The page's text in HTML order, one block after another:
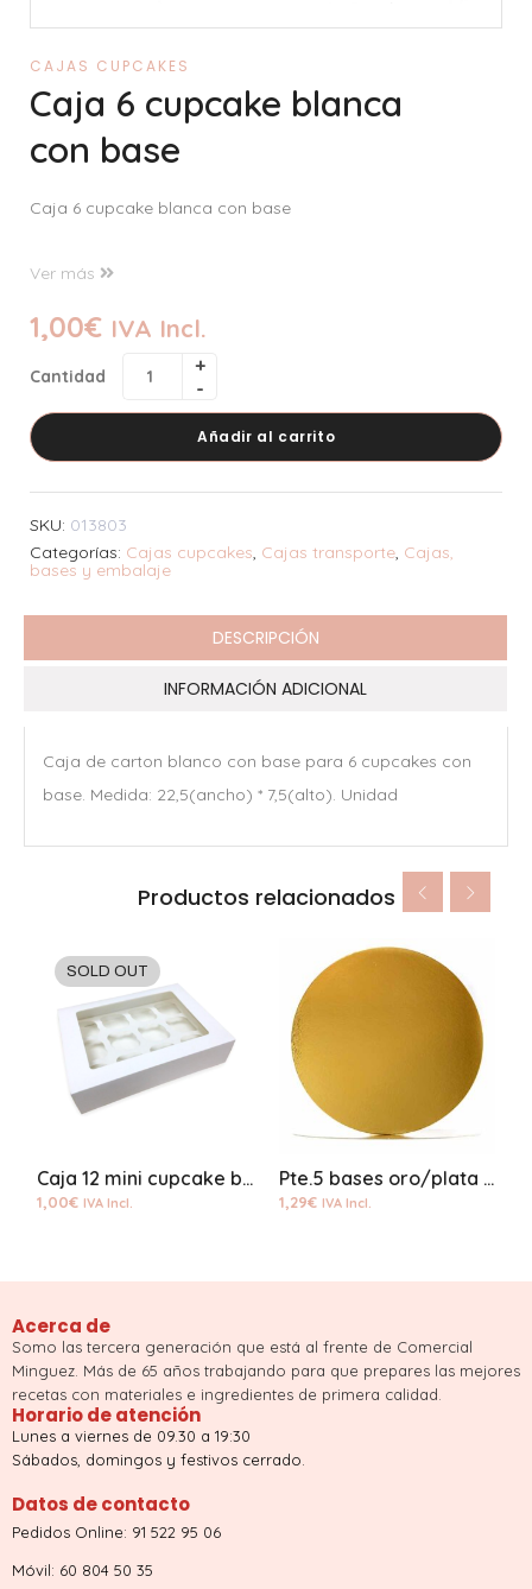
CAJAS CUPCAKES
Caja 6 cupcake blanca
con base
Caja 6 cupcake blanca con base
Ver más
1,00€ IVA Incl.
Cantidad
Añadir al carrito
SKU: 013803
Categorías: Cajas cupcakes, Cajas transporte, Cajas,
bases y embalaje
DESCRIPCIÓN
INFORMACIÓN ADICIONAL
Caja de carton blanco con base para 6 cupcakes con
base. Medida: 22,5(ancho) * 7,5(alto). Unidad
Productos relacionados
SOLD OUT
Caja 12 mini cupcake blanca con base
1,00€ IVA Incl.
Pte.5 bases oro/plata 20cms
1,29€ IVA Incl.
Acerca de
Somo las tercera generación que está al frente de Comercial
Minguez. Más de 65 años trabajando para que prepares las mejores
recetas con materiales e ingredientes de primera calidad.
Horario de atención
Lunes a viernes de 09.30 a 19:30
Sábados, domingos y festivos cerrado.
Datos de contacto
Pedidos Online: 91 522 95 06
Móvil: 60 804 50 35